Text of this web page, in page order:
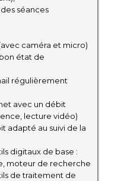
séances
caméra et micro)
état de
régulièrement
avec un débit
lecture vidéo)
adapté au suivi de la
digitaux de base :
moteur de recherche
de traitement de